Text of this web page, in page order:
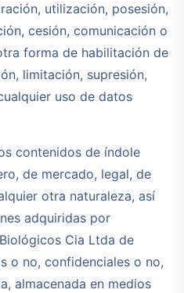
utilización, posesión,
cesión, comunicación o
forma de habilitación de
limitación, supresión,
uso de datos
contenidos de índole
de mercado, legal, de
otra naturaleza, así
adquiridas por
Cia Ltda de
o no, confidenciales o no,
almacenada en medios